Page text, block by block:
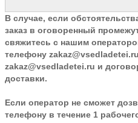
В случае, если
заказ в оговоренный
свяжитесь с нашим
телефону zakaz@vsedladetei.ru
zakaz@vsedladetei.ru и
доставки.
Если оператор не сможет
телефону в течение 1